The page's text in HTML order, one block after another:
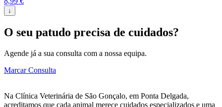
↓
O seu patudo precisa de cuidados?
Agende já a sua consulta com a nossa equipa.
Marcar Consulta
Na Clínica Veterinária de São Gonçalo, em Ponta Delgada,
acreditamos que cada animal merece cuidados especializados e uma